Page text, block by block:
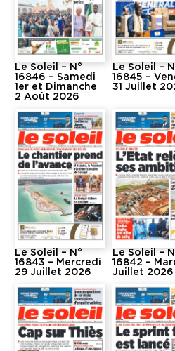
Le Soleil – N°
16846 – Samedi
1er et Dimanche
2 Août 2026
Le Soleil –
16845 –
31 Juillet
Le Soleil – N°
16843 – Mercredi
29 Juillet 2026
Le Soleil –
16842 –
Juillet 2026